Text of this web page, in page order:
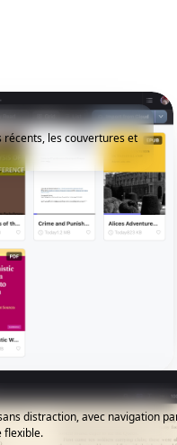
les couvertures et
distraction, avec navigation
flexible.